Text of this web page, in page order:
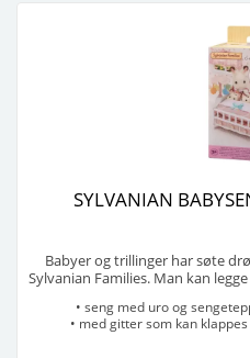
SYLVANIAN
Babyer og trillinger har søte
Sylvanian Families. Man kan
sengeuroen seg. Gitteret på
ned og i skuffen er det
• seng med uro og
• med gitter som kan